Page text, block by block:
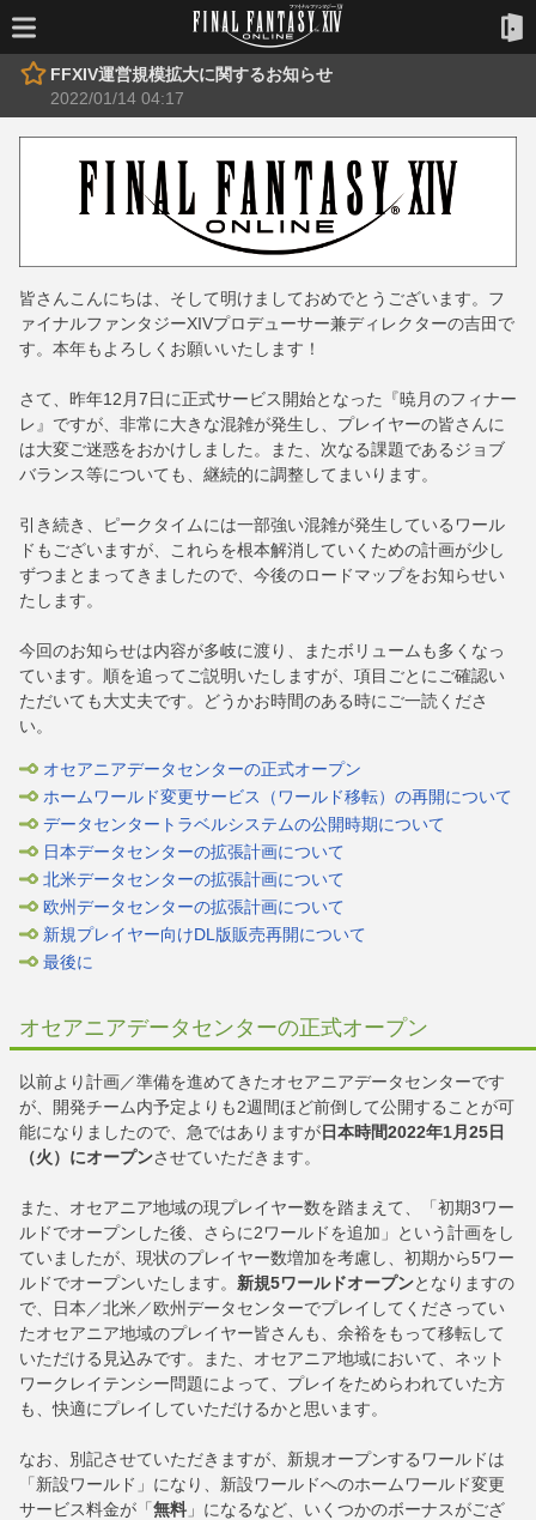
FFXIV運営規模拡大に関するお知らせ
2022/01/14 04:17
皆さんこんにちは、そして明けましておめでとうございます。フ
ァイナルファンタジーXIVプロデューサー兼ディレクターの吉田で
す。本年もよろしくお願いいたします！
さて、昨年12月7日に正式サービス開始となった『暁月のフィナー
レ』ですが、非常に大きな混雑が発生し、プレイヤーの皆さんに
は大変ご迷惑をおかけしました。また、次なる課題であるジョブ
バランス等についても、継続的に調整してまいります。
引き続き、ピークタイムには一部強い混雑が発生しているワール
ドもございますが、これらを根本解消していくための計画が少し
ずつまとまってきましたので、今後のロードマップをお知らせい
たします。
今回のお知らせは内容が多岐に渡り、またボリュームも多くなっ
ています。順を追ってご説明いたしますが、項目ごとにご確認い
ただいても大丈夫です。どうかお時間のある時にご一読くださ
い。
オセアニアデータセンターの正式オープン
ホームワールド変更サービス（ワールド移転）の再開について
データセンタートラベルシステムの公開時期について
日本データセンターの拡張計画について
北米データセンターの拡張計画について
欧州データセンターの拡張計画について
新規プレイヤー向けDL版販売再開について
最後に
オセアニアデータセンターの正式オープン
以前より計画／準備を進めてきたオセアニアデータセンターです
が、開発チーム内予定よりも2週間ほど前倒して公開することが可
能になりましたので、急ではありますが日本時間2022年1月25日
（火）にオープンさせていただきます。
また、オセアニア地域の現プレイヤー数を踏まえて、「初期3ワー
ルドでオープンした後、さらに2ワールドを追加」という計画をし
ていましたが、現状のプレイヤー数増加を考慮し、初期から5ワー
ルドでオープンいたします。 新規5ワールドオープンとなりますの
で、日本／北米／欧州データセンターでプレイしてくださってい
たオセアニア地域のプレイヤー皆さんも、余裕をもって移転して
いただける見込みです。また、オセアニア地域において、ネット
ワークレイテンシー問題によって、プレイをためらわれていた方
も、快適にプレイしていただけるかと思います。
なお、別記させていただきますが、新規オープンするワールドは
「新設ワールド」になり、新設ワールドへのホームワールド変更
サービス料金が「 無料」になるなど、いくつかのボーナスがござ